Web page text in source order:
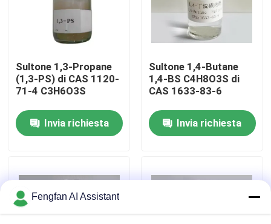
Visita alla fabbrica
Controllo di qualità
Chiedi un preventivo
Prodotti chimici per la zincatura
Sultone 1,3-Propane
(1,3-PS) di CAS 1120-
71-4 C3H6O3S
Invia richiesta
Sultone 1,4-Butane
1,4-BS C4H8O3S di
CAS 1633-83-6
Invia richiesta
Fengfan AI Assistant